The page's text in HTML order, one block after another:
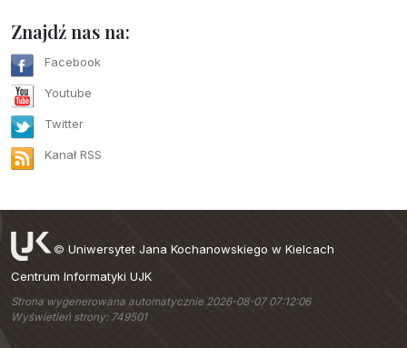
Znajdź nas na:
Facebook
Youtube
Twitter
Kanał RSS
© Uniwersytet Jana Kochanowskiego w Kielcach
Centrum Informatyki UJK
Strona wygenerowana automatycznie 2026-08-07 07:12:06
Wyświetleń strony: 749501